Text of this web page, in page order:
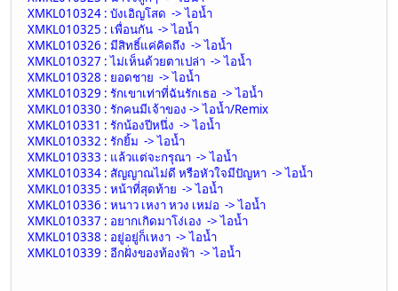
XMKL010324 : บังเอิญโสด -> ไอน้ำ
XMKL010325 : เพื่อนกัน -> ไอน้ำ
XMKL010326 : มีสิทธิ์แค่คิดถึง -> ไอน้ำ
XMKL010327 : ไม่เห็นด้วยตาเปล่า -> ไอน้ำ
XMKL010328 : ยอดชาย -> ไอน้ำ
XMKL010329 : รักเขาเท่าที่ฉันรักเธอ -> ไอน้ำ
XMKL010330 : รักคนมีเจ้าของ -> ไอน้ำ/Remix
XMKL010331 : รักน้องปีหนึ่ง -> ไอน้ำ
XMKL010332 : รักยิ้ม -> ไอน้ำ
XMKL010333 : แล้วแต่จะกรุณา -> ไอน้ำ
XMKL010334 : สัญญาณไม่ดี หรือหัวใจมีปัญหา -> ไอน้ำ
XMKL010335 : หน้าที่สุดท้าย -> ไอน้ำ
XMKL010336 : หนาว เหงา หวง เหม่อ -> ไอน้ำ
XMKL010337 : อยากเกิดมาโง่เอง -> ไอน้ำ
XMKL010338 : อยู่อยู่ก็เหงา -> ไอน้ำ
XMKL010339 : อีกฝั่งของท้องฟ้า -> ไอน้ำ